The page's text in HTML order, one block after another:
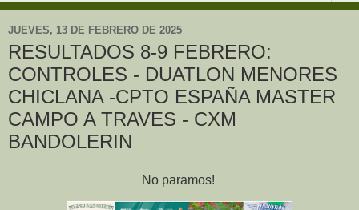
JUEVES, 13 DE FEBRERO DE 2025
RESULTADOS 8-9 FEBRERO:
CONTROLES - DUATLON MENORES
CHICLANA -CPTO ESPAÑA MASTER
CAMPO A TRAVES - CXM
BANDOLERIN
No paramos!